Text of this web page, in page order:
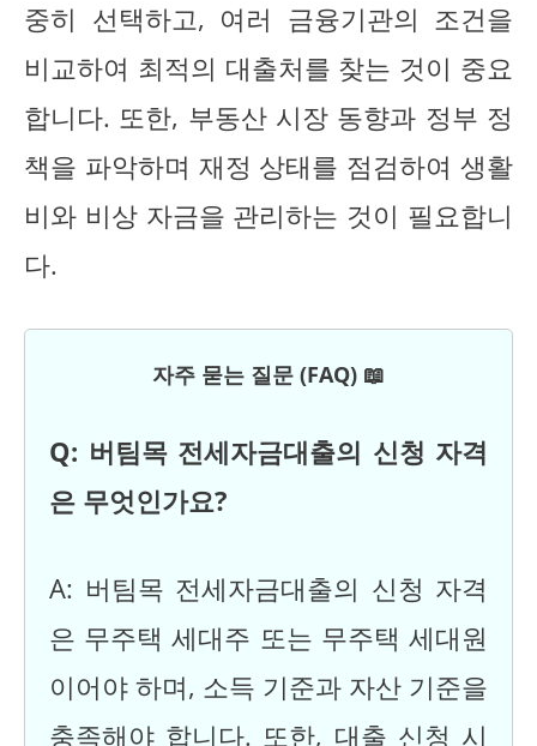
중히 선택하고, 여러 금융기관의 조건을
비교하여 최적의 대출처를 찾는 것이 중요
합니다. 또한, 부동산 시장 동향과 정부 정
책을 파악하며 재정 상태를 점검하여 생활
비와 비상 자금을 관리하는 것이 필요합니
다.
자주 묻는 질문 (FAQ) 📖
Q: 버팀목 전세자금대출의 신청 자격
은 무엇인가요?
A: 버팀목 전세자금대출의 신청 자격
은 무주택 세대주 또는 무주택 세대원
이어야 하며, 소득 기준과 자산 기준을
충족해야 합니다. 또한, 대출 신청 시